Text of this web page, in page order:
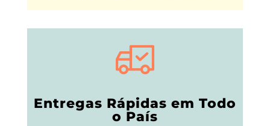
Entregas Rápidas em Todo
o País